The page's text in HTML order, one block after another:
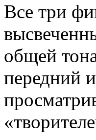
Все три
общей
передний